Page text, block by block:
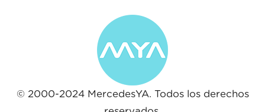
© 2000-2024 MercedesYA. Todos los derechos